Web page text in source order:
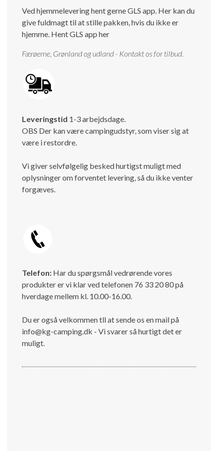
Ved hjemmelevering hent gerne GLS app. Her kan du
give fuldmagt til at stille pakken, hvis du ikke er
hjemme. Hent GLS app her
Færøerne, Grønland og udland - Kontakt os for tilbud.
Leveringstid 1-3 arbejdsdage.
OBS Der kan være campingudstyr, som viser sig at
være i restordre.
Vi giver selvfølgelig besked hurtigst muligt med
oplysninger om forventet levering, så du ikke venter
forgæves.
Telefon: Har du spørgsmål vedrørende vores
produkter er vi klar ved telefonen 76 33 20 80 på
hverdage mellem kl. 10.00-16.00.
Du er også velkommen tll at sende os en mail på
info@kg-camping.dk - Vi svarer så hurtigt det er
muligt.